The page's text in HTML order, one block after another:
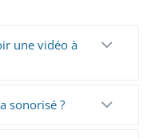
une vidéo à
sonorisé ?